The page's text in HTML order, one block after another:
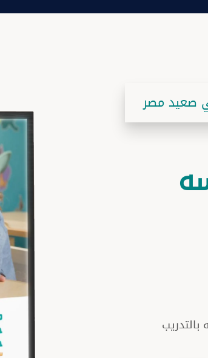
صعيد مصر